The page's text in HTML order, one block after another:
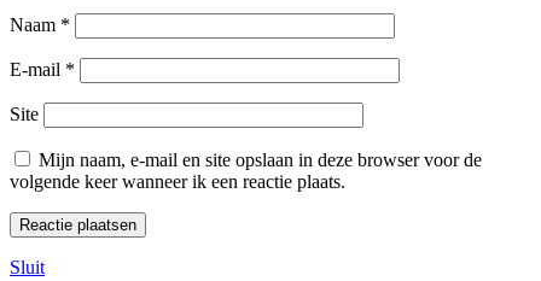
Naam *
E-mail *
Site
Mijn naam, e-mail en site opslaan in deze browser voor de
volgende keer wanneer ik een reactie plaats.
Sluit